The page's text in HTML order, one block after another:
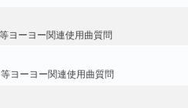
ヨーヨー関連使用曲質問
ヨーヨー関連使用曲質問